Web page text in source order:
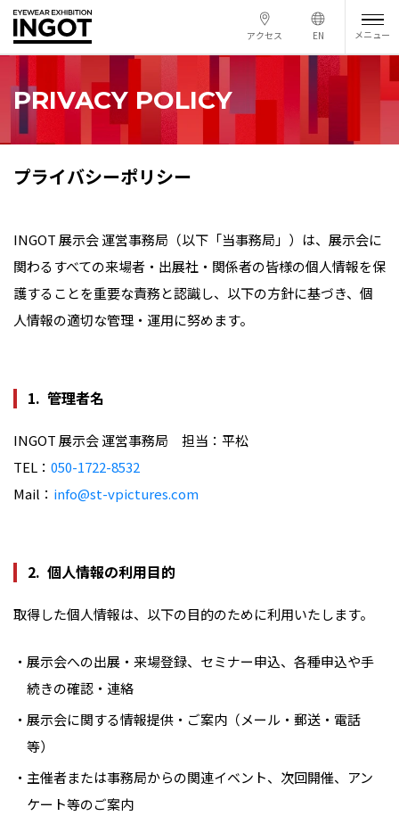
アクセス EN メニュー
PRIVACY POLICY
プライバシーポリシー
INGOT 展示会 運営事務局（以下「当事務局」）は、展示会に
関わるすべての来場者・出展社・関係者の皆様の個人情報を保
護することを重要な責務と認識し、以下の方針に基づき、個
人情報の適切な管理・運用に努めます。
管理者名
INGOT 展示会 運営事務局 担当：平松
TEL： 050-1722-8532
Mail： info@st-vpictures.com
個人情報の利用目的
取得した個人情報は、以下の目的のために利用いたします。
展示会への出展・来場登録、セミナー申込、各種申込や手
続きの確認・連絡
展示会に関する情報提供・ご案内（メール・郵送・電話
等）
主催者または事務局からの関連イベント、次回開催、アン
ケート等のご案内